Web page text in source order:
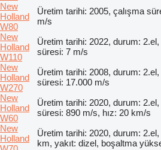
New
Holland
W80
Üretim tarihi: 2005, çalışma
m/s
New
Holland
W110
Üretim tarihi: 2022, durum: 2.el,
süresi: 7 m/s
New
Holland
W270
Üretim tarihi: 2008, durum: 2.el,
süresi: 17.000 m/s
New
Holland
W60
Üretim tarihi: 2020, durum: 2.el,
süresi: 890 m/s, hız: 20 km/s
New
Holland
Üretim tarihi: 2020, durum:
km, yakıt: dizel, boşaltma